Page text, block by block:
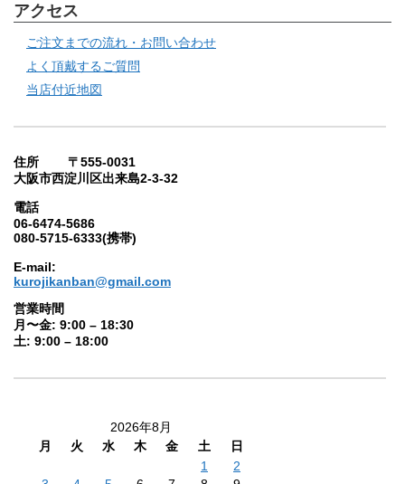
アクセス
ご注文までの流れ・お問い合わせ
よく頂戴するご質問
当店付近地図
住所 〒555-0031
大阪市西淀川区出来島2-3-32
電話
06-6474-5686
080-5715-6333(携帯)
E-mail:
kurojikanban@gmail.com
営業時間
月〜金: 9:00 – 18:30
土: 9:00 – 18:00
2026年8月
月
火 水 木 金 土
日
1
2